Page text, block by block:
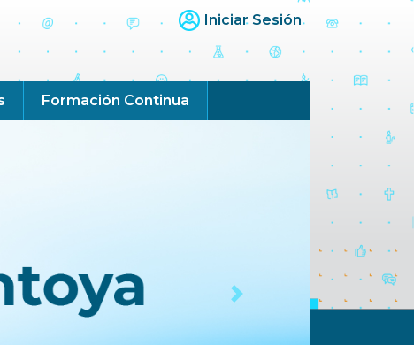
Iniciar Sesión
Formación Continua
Next